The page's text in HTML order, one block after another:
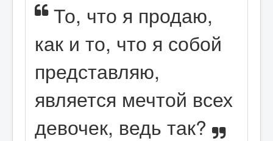
Поиск
То, что я продаю,
как и то, что я собой
представляю,
является мечтой всех
девочек, ведь так?